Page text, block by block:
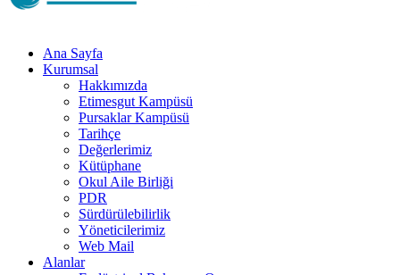
Ana Sayfa
Kurumsal
Hakkımızda
Etimesgut Kampüsü
Pursaklar Kampüsü
Tarihçe
Değerlerimiz
Kütüphane
Okul Aile Birliği
PDR
Sürdürülebilirlik
Yöneticilerimiz
Web Mail
Alanlar